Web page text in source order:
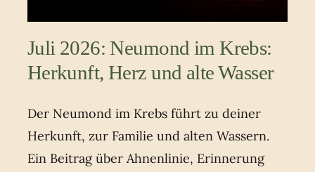
Juli 2026: Neumond im Krebs:
Herkunft, Herz und alte Wasser
Der Neumond im Krebs führt zu deiner
Herkunft, zur Familie und alten Wassern.
Ein Beitrag über Ahnenlinie, Erinnerung